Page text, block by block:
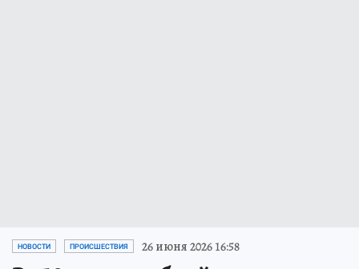
НОВОСТИ ПРОИСШЕСТВИЯ 26 июня 2026 16:58